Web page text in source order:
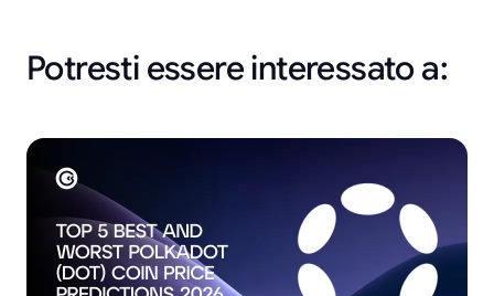
Potresti essere interessato a: